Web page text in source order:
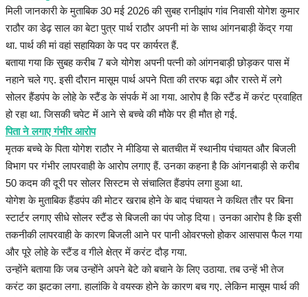
English hindi
मिली जानकारी के मुताबिक 30 मई 2026 की सुबह रानीझांप गांव निवासी योगेश कुमार
राठौर का डेढ़ साल का बेटा पुत्र पार्थ राठौर अपनी मां के साथ आंगनबाड़ी केंद्र गया
था. पार्थ की मां वहां सहायिका के पद पर कार्यरत हैं.
बताया गया कि सुबह करीब 7 बजे योगेश अपनी पत्नी को आंगनबाड़ी छोड़कर पास में
नहाने चले गए. इसी दौरान मासूम पार्थ अपने पिता की तरफ बढ़ा और रास्ते में लगे
सोलर हैंडपंप के लोहे के स्टैंड के संपर्क में आ गया. आरोप है कि स्टैंड में करंट प्रवाहित
हो रहा था. जिसकी चपेट में आने से बच्चे की मौके पर ही मौत हो गई.
पिता ने लगाए गंभीर आरोप
मृतक बच्चे के पिता योगेश राठौर ने मीडिया से बातचीत में स्थानीय पंचायत और बिजली
विभाग पर गंभीर लापरवाही के आरोप लगाए हैं. उनका कहना है कि आंगनबाड़ी से करीब
50 कदम की दूरी पर सोलर सिस्टम से संचालित हैंडपंप लगा हुआ था.
योगेश के मुताबिक हैंडपंप की मोटर खराब होने के बाद पंचायत ने कथित तौर पर बिना
स्टार्टर लगाए सीधे सोलर स्टैंड से बिजली का पंप जोड़ दिया। उनका आरोप है कि इसी
तकनीकी लापरवाही के कारण बिजली आने पर पानी ओवरफ्लो होकर आसपास फैल गया
और पूरे लोहे के स्टैंड व गीले क्षेत्र में करंट दौड़ गया.
उन्होंने बताया कि जब उन्होंने अपने बेटे को बचाने के लिए उठाया. तब उन्हें भी तेज
करंट का झटका लगा. हालांकि वे वयस्क होने के कारण बच गए. लेकिन मासूम पार्थ की